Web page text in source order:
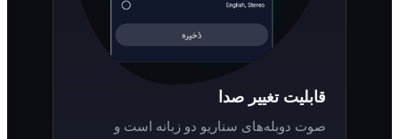
قابلیت تغییر صدا
صوت دوبله‌های سناریو دو زبانه است و